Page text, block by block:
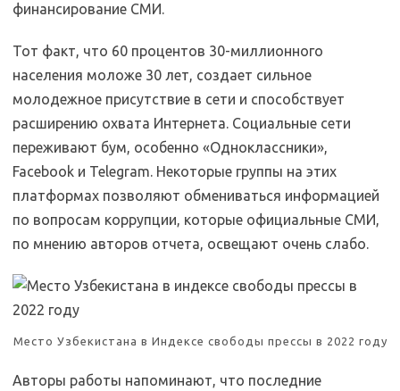
финансирование СМИ.
Тот факт, что 60 процентов 30-миллионного
населения моложе 30 лет, создает сильное
молодежное присутствие в сети и способствует
расширению охвата Интернета. Социальные сети
переживают бум, особенно «Одноклассники»,
Facebook и Telegram. Некоторые группы на этих
платформах позволяют обмениваться информацией
по вопросам коррупции, которые официальные СМИ,
по мнению авторов отчета, освещают очень слабо.
Место Узбекистана в Индексе свободы прессы в 2022 году
Авторы работы напоминают, что последние